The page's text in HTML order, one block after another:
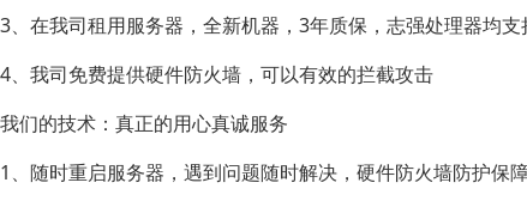
3、在我司租用服务器，全新机器，3年质保，志强处理器均
4、我司免费提供硬件防火墙，可以有效的拦截攻击
我们的技术：真正的用心真诚服务
1、随时重启服务器，遇到问题随时解决，硬件防火墙防护保